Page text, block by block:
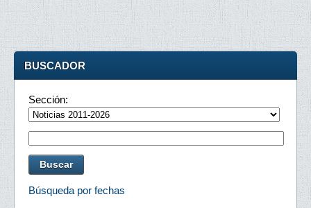
BUSCADOR
Sección:
Búsqueda por fechas